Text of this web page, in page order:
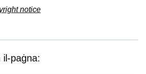
notice
il-paġna: